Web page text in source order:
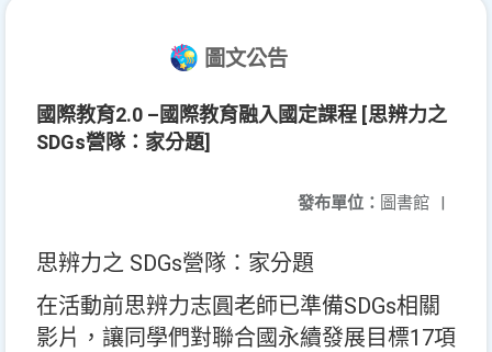
圖文公告
國際教育2.0 –國際教育融入國定課程 [思辨力之
SDGs營隊：家分題]
發布單位： 圖書館 |
思辨力之 SDGs營隊：家分題
在活動前思辨力志圓老師已準備SDGs相關
影片，讓同學們對聯合國永續發展目標17項